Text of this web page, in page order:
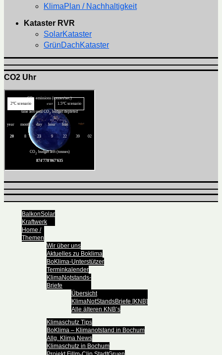
KlimaPlan / Nachhaltigkeit
Kataster RVR
SolarKataster
GrünDachKataster
CO2 Uhr
BalkonSolar
Kraftwerk
Home /
Themen
Wir über uns
Aktuelles zu Boklima
BoKlima-Unterstützer
Terminkalender
KlimaNotstands-
Briefe
Übersicht
KlimaNotStandsBriefe [KNB]
Alle älteren KNB’s
Klimaschutz Tips
BoKlima – Klimanotstand in Bochum
Allg. Klima News
Klimaschutz in Bochum